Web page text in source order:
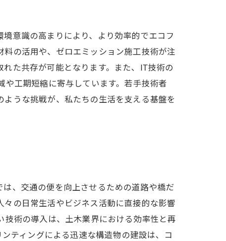
意識の高まりにより、より効率的でエコフ
の活用や、ゼロエミッション施工技術が注
た共存が可能となります。また、IT技術の
工期短縮に寄与しています。若手技術者
うな挑戦が、私たちの生活を支える基盤を
、交通の便を向上させるための道路や橋だ
の日常生活やビジネス活動に直接的な影響
術の導入は、土木業界における効率性と再
ティングによる迅速な構造物の建設は、コ